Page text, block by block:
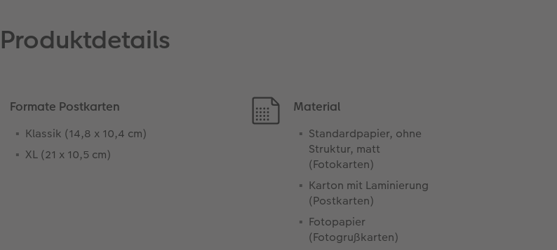
Produktdetails
Formate Postkarten
Klassik (14,8 x 10,4 cm)
XL (21 x 10,5 cm)
Material
Standardpapier, ohne
Struktur, matt
(Fotokarten)
Karton mit Laminierung
(Postkarten)
Fotopapier
(Fotogrußkarten)